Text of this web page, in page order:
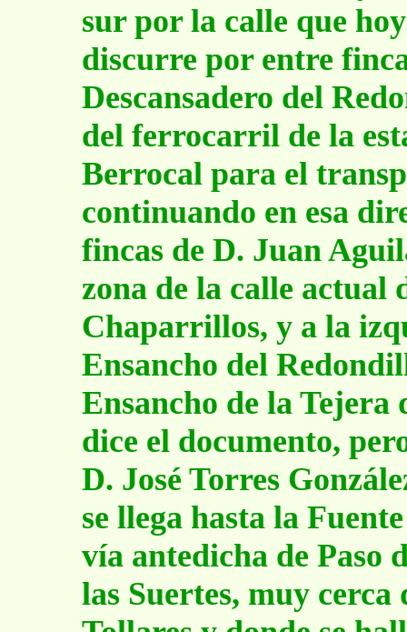
sur por la calle que
discurre por entre
Descansadero del
del ferrocarril de la
Berrocal para el
continuando en esa
fincas de D. Juan
zona de la calle actual
Chaparrillos, y a la
Ensancho del
Ensancho de la Tejera
dice el documento,
D. José Torres
se llega hasta la
vía antedicha de Paso
las Suertes, muy cerca